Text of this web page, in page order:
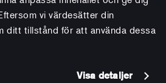
vi värdesätter din
ditt tillstånd för att använda dessa
Visa detaljer